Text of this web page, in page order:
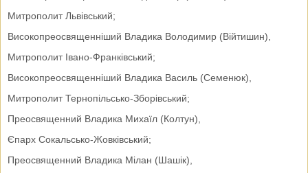
Митрополит Львівський;
Високопреосвященніший Владика Володимир (Війтишин),
Митрополит Івано-Франківський;
Високопреосвященніший Владика Василь (Семенюк),
Митрополит Тернопільсько-Зборівський;
Преосвященний Владика Михаїл (Колтун),
Єпарх Сокальсько-Жовківський;
Преосвященний Владика Мілан (Шашік),